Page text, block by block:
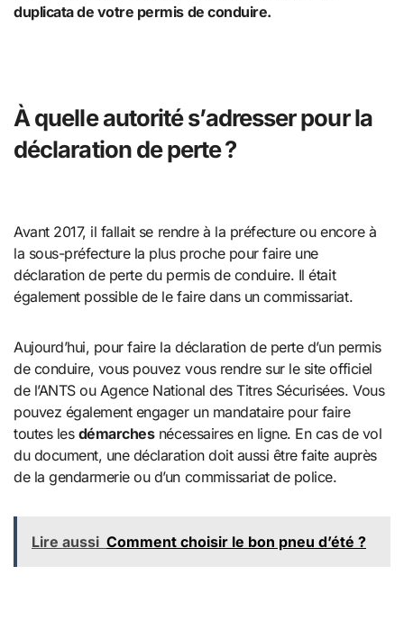
duplicata de votre permis de conduire.
À quelle autorité s’adresser pour la
déclaration de perte ?
Avant 2017, il fallait se rendre à la préfecture ou encore à
la sous-préfecture la plus proche pour faire une
déclaration de perte du permis de conduire. Il était
également possible de le faire dans un commissariat.
Aujourd’hui, pour faire la déclaration de perte d’un permis
de conduire, vous pouvez vous rendre sur le site officiel
de l’ANTS ou Agence National des Titres Sécurisées. Vous
pouvez également engager un mandataire pour faire
toutes les démarchesnécessaires en ligne. En cas de vol
du document, une déclaration doit aussi être faite auprès
de la gendarmerie ou d’un commissariat de police.
Lire aussi Comment choisir le bon pneu d’été ?